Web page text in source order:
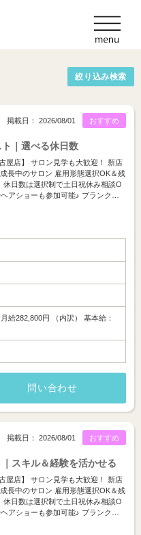
絞り込み検索
おすすめ
掲載日： 2026/08/01
｜選べる休日数
古屋店】 サロン見学も大歓迎！ 新店
長中のサロン 雇用形態選択OK＆残
休日数は選択制で土日祝休み相談O
アショーも参加可能♪ ブランク…
給282,800円 （内訳） 基本給：
問い合わせ
おすすめ
掲載日： 2026/08/01
スキル＆経験を活かせる
古屋店】 サロン見学も大歓迎！ 新店
長中のサロン 雇用形態選択OK＆残
休日数は選択制で土日祝休み相談O
アショーも参加可能♪ ブランク…